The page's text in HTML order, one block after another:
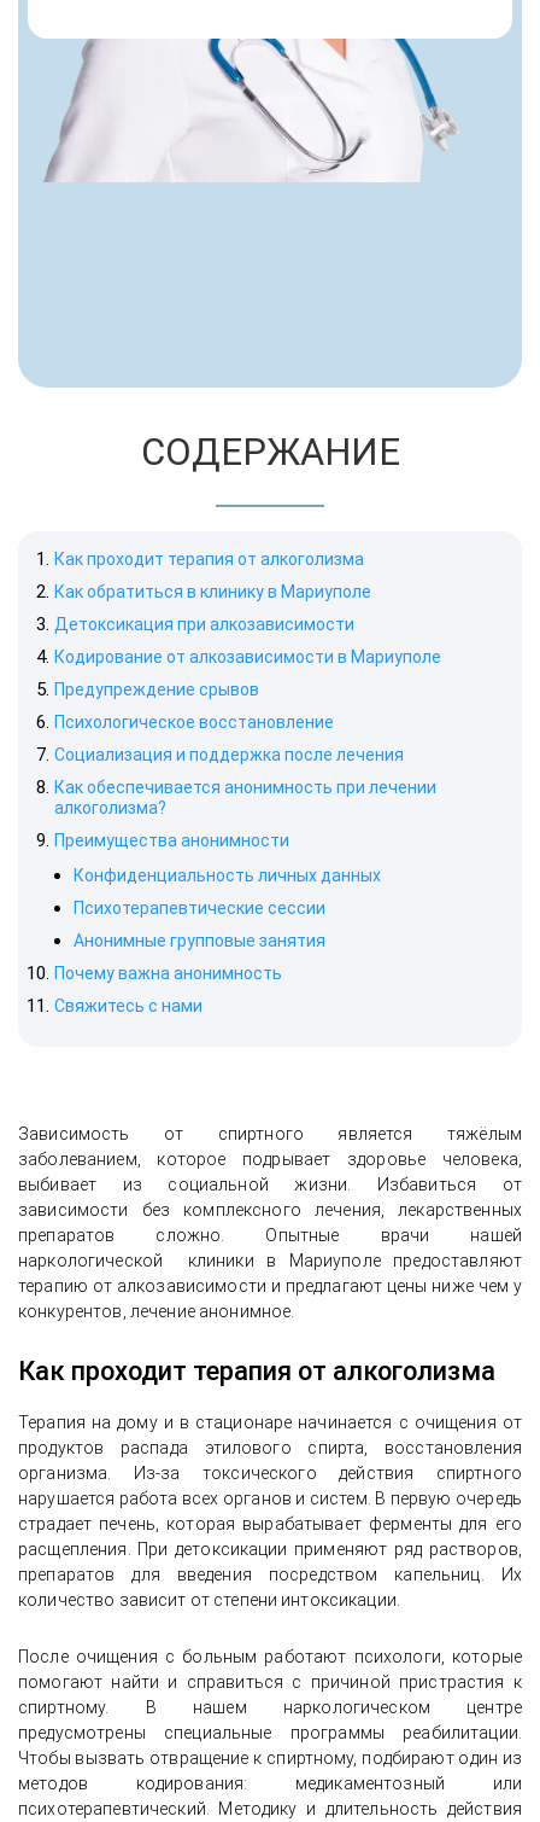
СОДЕРЖАНИЕ
Как проходит терапия от алкоголизма
Как обратиться в клинику в Мариуполе
Детоксикация при алкозависимости
Кодирование от алкозависимости в Мариуполе
Предупреждение срывов
Психологическое восстановление
Социализация и поддержка после лечения
Как обеспечивается анонимность при лечении
алкоголизма?
Преимущества анонимности
Конфиденциальность личных данных
Психотерапевтические сессии
Анонимные групповые занятия
Почему важна анонимность
Свяжитесь с нами
Зависимость от спиртного является тяжёлым
заболеванием, которое подрывает здоровье человека,
выбивает из социальной жизни. Избавиться от
зависимости без комплексного лечения, лекарственных
препаратов сложно. Опытные врачи нашей
наркологической клиники в Мариуполе предоставляют
терапию от алкозависимости и предлагают цены ниже чем у
конкурентов, лечение анонимное.
Как проходит терапия от алкоголизма
Терапия на дому и в стационаре начинается с очищения от
продуктов распада этилового спирта, восстановления
организма. Из-за токсического действия спиртного
нарушается работа всех органов и систем. В первую очередь
страдает печень, которая вырабатывает ферменты для его
расщепления. При детоксикации применяют ряд растворов,
препаратов для введения посредством капельниц. Их
количество зависит от степени интоксикации.
После очищения с больным работают психологи, которые
помогают найти и справиться с причиной пристрастия к
спиртному. В нашем наркологическом центре
предусмотрены специальные программы реабилитации.
Чтобы вызвать отвращение к спиртному, подбирают один из
методов кодирования: медикаментозный или
психотерапевтический. Методику и длительность действия